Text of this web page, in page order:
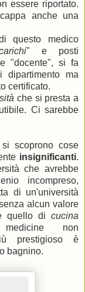
essere riportato.
anche una
questo medico
" e posti
"docente", si fa
dipartimento ma
certificato.
che si presta a
Ci sarebbe
scoprono cose
insignificanti.
che avrebbe
incompreso,
di un'università
alcun valore
quello di cucina
non
prestigioso è
bagnino.